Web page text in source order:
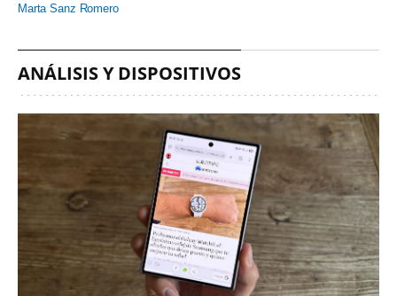
Marta Sanz Romero
ANÁLISIS Y DISPOSITIVOS